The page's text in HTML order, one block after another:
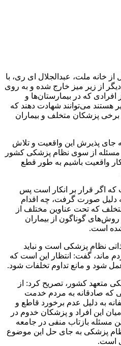
خانه ملت، عبدالجلال ای ری، با
از زیر میز خارج شده و به روی
که در بیمارستان‌ها و
هستند می‌توانند شهادت دهند که
برخی پزشکان متخلف و بیماران
جای پذیرش این واقعیت و تلاش
مسئله از سوی نظام پزشکی کشور
واقعیت باشیم به طور قطع
که اگر قرار بر انکار است پس
دلیل صورت گرفت، چه اقدام
که تحت عناوین مختلف از
روش‌های گوناگون از بیماران
شده است.
ذاتی نظام پزشکی است و نباید
ماند، گفت: انتظار این است که
شود و مانع تداوم تخلفات شود.
متعهد کشور، تصریح کرد: از
که صادقانه به مردم خدمت
به دلیل عدم برخورد قاطع و
این افراد و پزشکان خدوم در
مسئله بازتاب منفی در جامعه
پزشکی به جای حل این موضوع
است.